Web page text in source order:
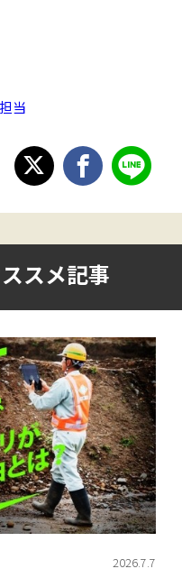
スメ記事
2026.7.7